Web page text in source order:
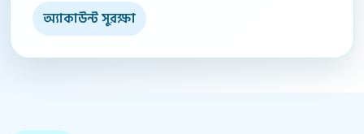
অ্যাকাউন্ট সুরক্ষা